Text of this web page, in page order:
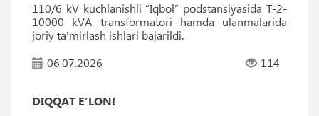
110/6 kV kuchlanishli “Iqbol” podstansiyasida T-2-
10000 kVA transformatori hamda ulanmalarida
joriy ta'mirlash ishlari bajarildi.
06.07.2026
114
DIQQAT E’LON!